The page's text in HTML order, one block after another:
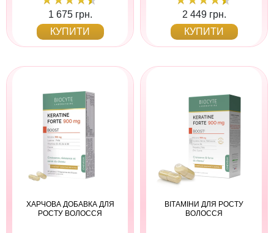
1 675 грн.
КУПИТИ
2 449 грн.
КУПИТИ
ХАРЧОВА ДОБАВКА ДЛЯ
РОСТУ ВОЛОССЯ
ВІТАМІНИ ДЛЯ РОСТУ
ВОЛОССЯ